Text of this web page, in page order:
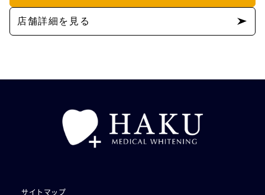
店舗詳細を見る
サイトマップ